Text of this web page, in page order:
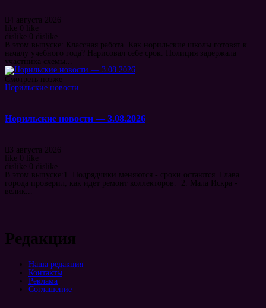
4 августа 2026
like
0
like
dislike
0 dislike
В этом выпуске: Классная работа. Как норильские школы готовят к
началу учебного года? Нарисовал себе срок. Полиция задержала
участника схемы...
Смотреть позже
Норильские новости
Норильские новости — 3.08.2026
3 августа 2026
like
0
like
dislike
0 dislike
В этом выпуске:1. Подрядчики меняются - сроки остаются. Глава
города проверил, как идет ремонт коллекторов. 2. Мала Искра -
велик...
Редакция
Наша редакция
Контакты
Реклама
Соглашение